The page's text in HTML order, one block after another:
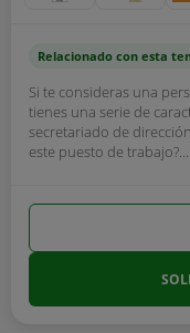
Relacionado con esta
Si te consideras una
tienes una serie de
secretariado de
este puesto de trabajo?...